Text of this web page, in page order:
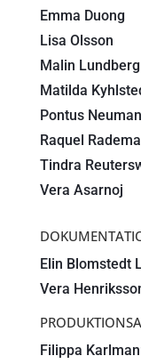
Emma Duong
Lisa Olsson
Malin Lundberg
Matilda
Pontus
Raquel
Tindra
Vera Asarnoj
Elin Blomstedt
Vera
Filippa